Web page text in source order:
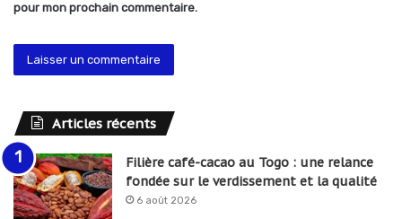
pour mon prochain commentaire.
Articles récents
Filière café-cacao au Togo : une relance
fondée sur le verdissement et la qualité
6 août 2026